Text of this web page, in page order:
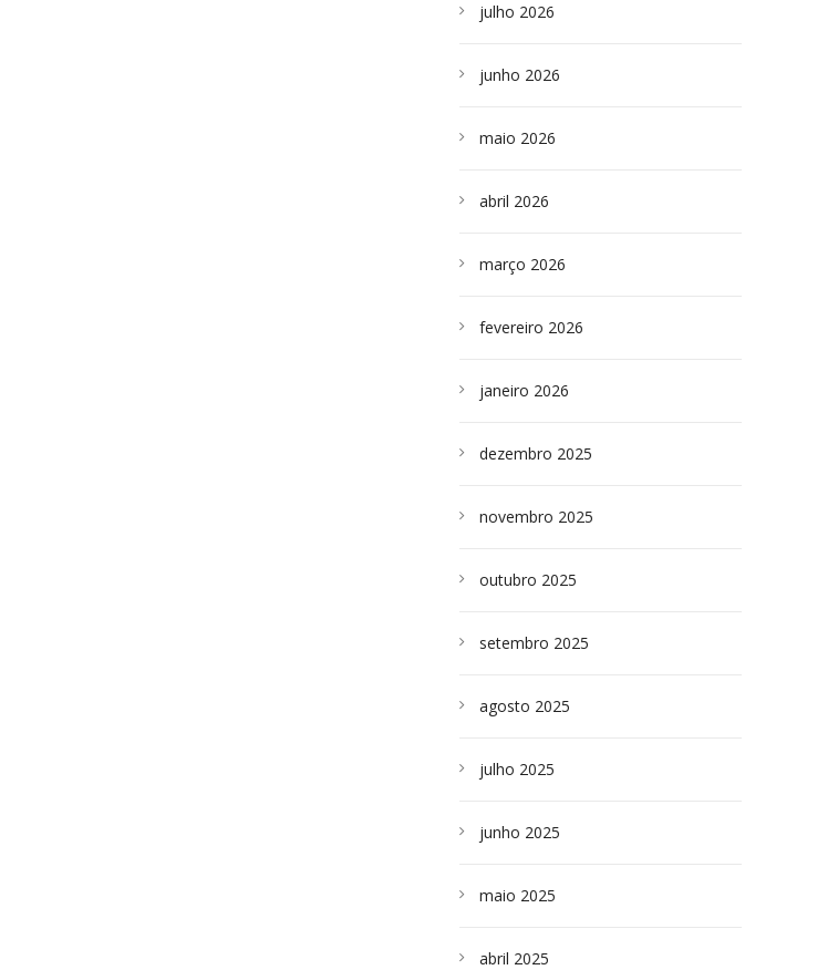
julho 2026
junho 2026
maio 2026
abril 2026
março 2026
fevereiro 2026
janeiro 2026
dezembro 2025
novembro 2025
outubro 2025
setembro 2025
agosto 2025
julho 2025
junho 2025
maio 2025
abril 2025